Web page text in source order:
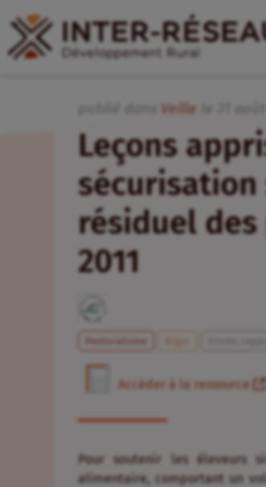
Veille
Leçons
résiduel des
2011
Pastoralisme Niger
Accéder à la ressource
Pour soutenir les éleveurs
alimentaire, comportant un